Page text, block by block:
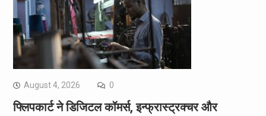
August 4, 2026 0
फ्लिपकार्ट ने डिजिटल कॉमर्स, इन्फ्रास्ट्रक्चर और